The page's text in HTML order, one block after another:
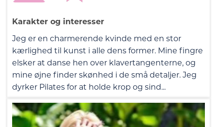
Karakter og interesser
Jeg er en charmerende kvinde med en stor
kærlighed til kunst i alle dens former. Mine fingre
elsker at danse hen over klavertangenterne, og
mine øjne finder skønhed i de små detaljer. Jeg
dyrker Pilates for at holde krop og sind...